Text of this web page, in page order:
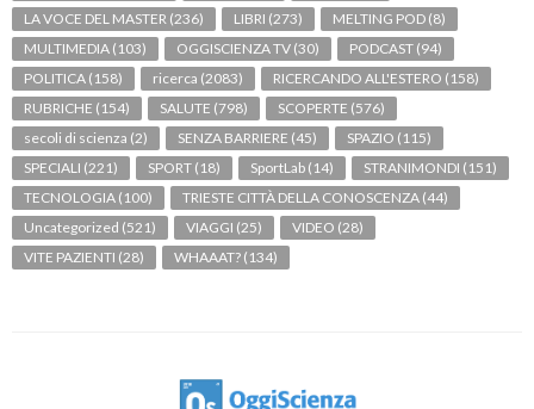
LA VOCE DEL MASTER (236) LIBRI (273) MELTING POD (8)
MULTIMEDIA (103) OGGISCIENZA TV (30) PODCAST (94)
POLITICA (158) ricerca (2083) RICERCANDO ALL'ESTERO (158)
RUBRICHE (154) SALUTE (798) SCOPERTE (576)
secoli di scienza (2) SENZA BARRIERE (45) SPAZIO (115)
SPECIALI (221) SPORT (18) SportLab (14) STRANIMONDI (151)
TECNOLOGIA (100) TRIESTE CITTÀ DELLA CONOSCENZA (44)
Uncategorized (521) VIAGGI (25) VIDEO (28)
VITE PAZIENTI (28) WHAAAT? (134)